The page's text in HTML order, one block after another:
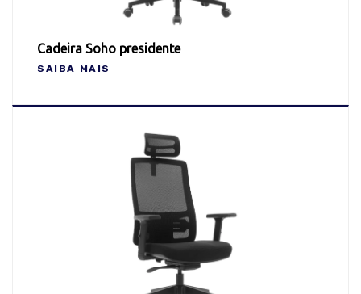
Cadeira Soho presidente
SAIBA MAIS